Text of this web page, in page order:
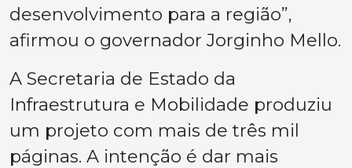
desenvolvimento para a região”,
afirmou o governador Jorginho Mello.
A Secretaria de Estado da
Infraestrutura e Mobilidade produziu
um projeto com mais de três mil
páginas. A intenção é dar mais